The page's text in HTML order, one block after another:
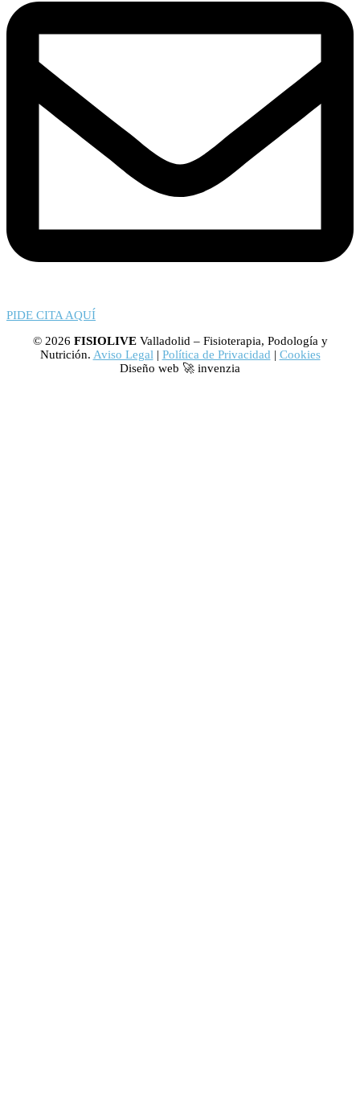
PIDE CITA AQUÍ
© 2026 FISIOLIVEValladolid – Fisioterapia, Podología y
Nutrición. Aviso Legal | Política de Privacidad | Cookies
Diseño web 🚀 invenzia